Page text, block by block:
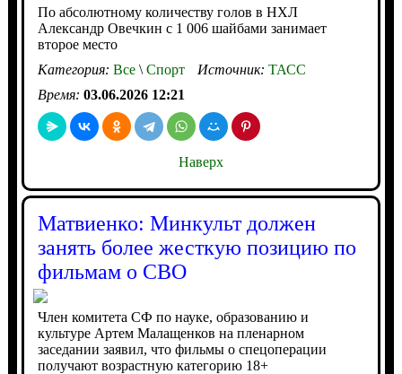
По абсолютному количеству голов в НХЛ
Александр Овечкин с 1 006 шайбами занимает
второе место
Категория: Все\Спорт Источник: ТАСС
Время: 03.06.2026 12:21
Наверх
Матвиенко: Минкульт должен
занять более жесткую позицию по
фильмам о СВО
Член комитета СФ по науке, образованию и
культуре Артем Малащенков на пленарном
заседании заявил, что фильмы о спецоперации
получают возрастную категорию 18+